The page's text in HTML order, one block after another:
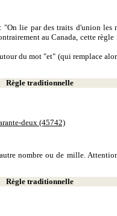
lie par des traits d'union les
au Canada, cette règle
du mot "et" (qui remplace
Règle traditionnelle
deux (45742)
nombre ou de mille.
Règle traditionnelle